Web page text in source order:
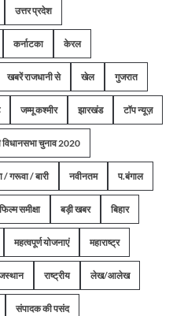
उत्तर प्रदेश
कर्नाटका केरल
खबरें राजधानी से खेल गुजरात
जम्मू कश्मीर झारखंड टॉप न्यूज़
विधानसभा चुनाव 2020
गरूवा / बारी नवीनतम प.बंगाल
समीक्षा बड़ी खबर बिहार
महत्वपूर्ण योजनाएं महाराष्ट्र
राष्ट्रीय लेख/आलेख
संपादक की पसंद